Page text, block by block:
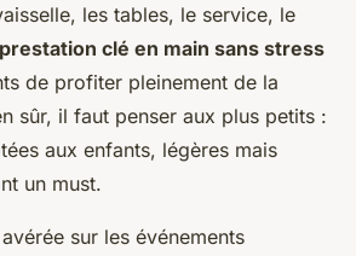
les tables, le service, le
prestation clé en main sans stress
de profiter pleinement de la
sûr, il faut penser aux plus petits :
aux enfants, légères mais
un must.
sur les événements